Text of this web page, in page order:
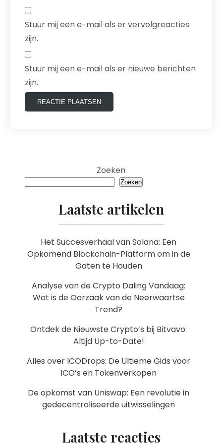
Stuur mij een e-mail als er vervolgreacties
zijn.
Stuur mij een e-mail als er nieuwe berichten
zijn.
Zoeken
Zoeken
Laatste artikelen
Het Succesverhaal van Solana: Een
Opkomend Blockchain-Platform om in de
Gaten te Houden
Analyse van de Crypto Daling Vandaag:
Wat is de Oorzaak van de Neerwaartse
Trend?
Ontdek de Nieuwste Crypto’s bij Bitvavo:
Altijd Up-to-Date!
Alles over ICODrops: De Ultieme Gids voor
ICO’s en Tokenverkopen
De opkomst van Uniswap: Een revolutie in
gedecentraliseerde uitwisselingen
Laatste reacties